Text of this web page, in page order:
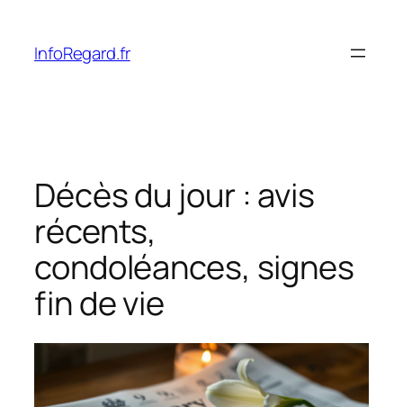
content
InfoRegard.fr
Décès du jour : avis
récents,
condoléances, signes
fin de vie